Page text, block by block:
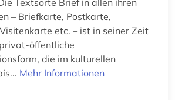
Textsorte Brief in allen ihren
– Briefkarte, Postkarte,
etc. – ist in seiner Zeit
öffentliche
die im kulturellen
Mehr Informationen